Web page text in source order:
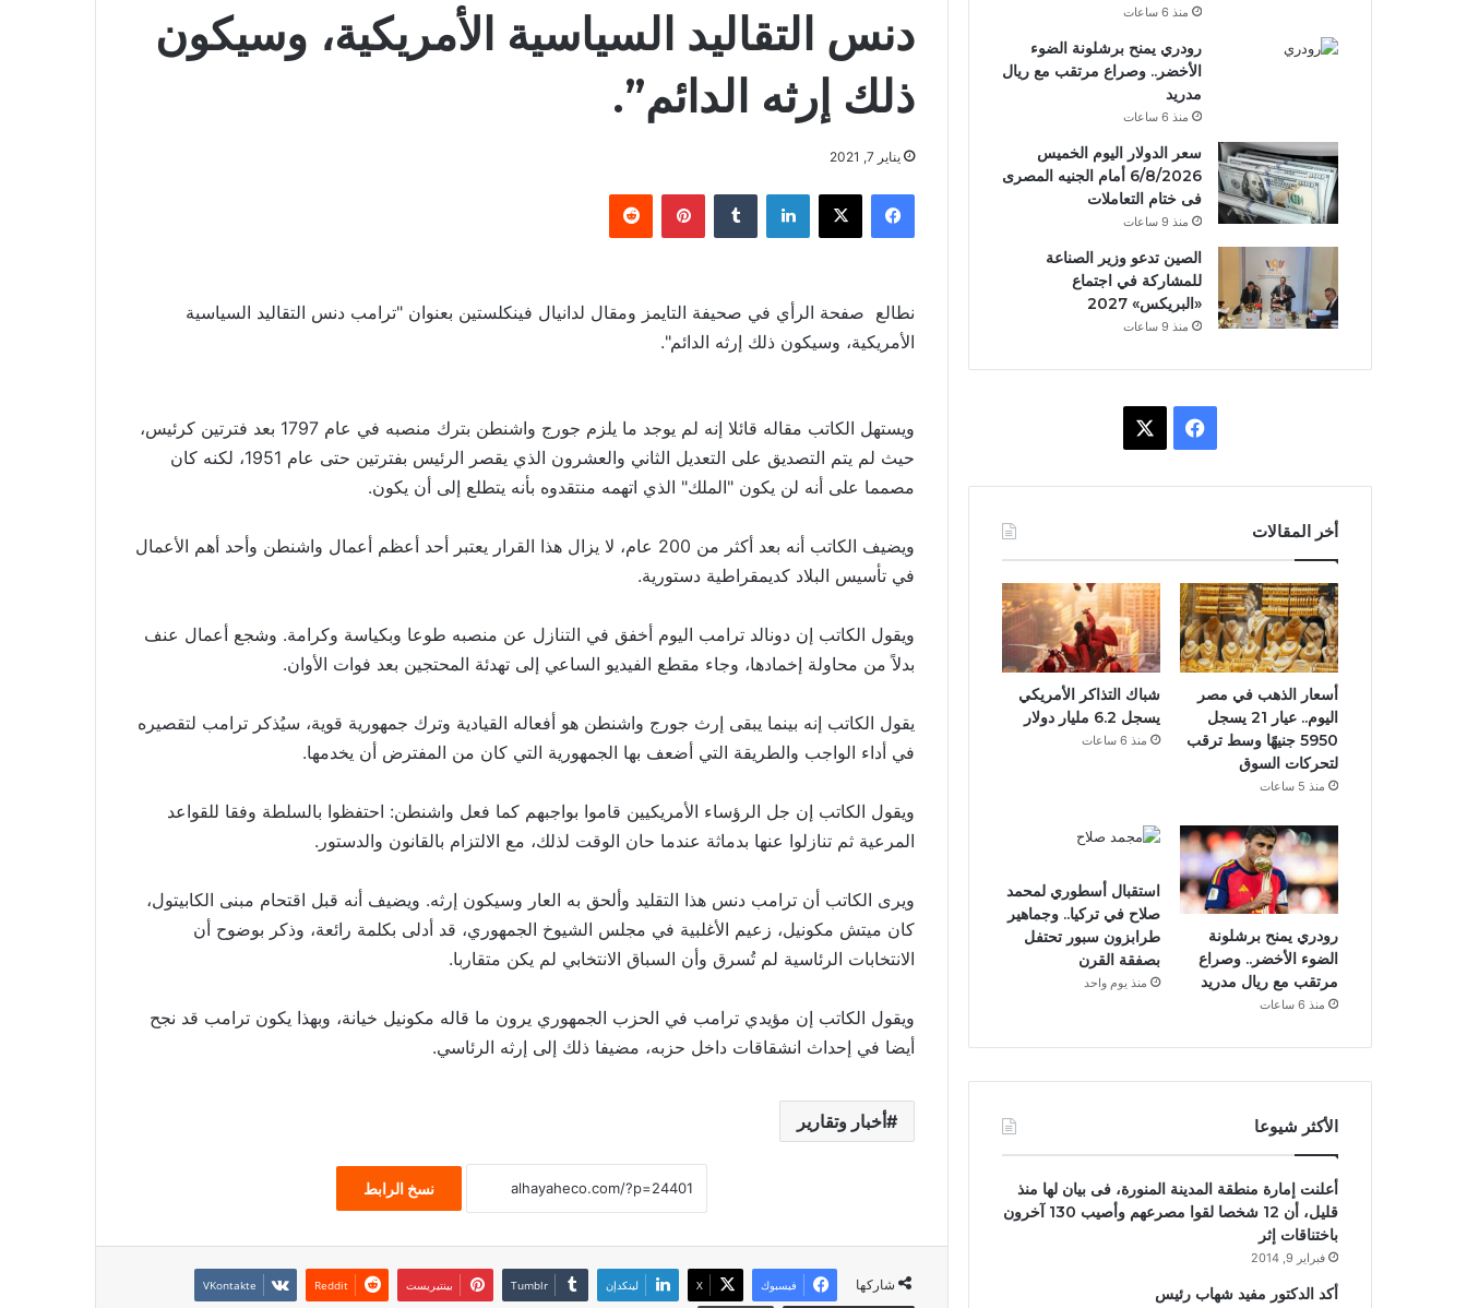
دنس التقاليد السياسية الأمريكية، وسيكون
ذلك إرثه الدائم”.
يناير 7, 2021
فيسبوك لينكدإن بينتيريست
نطالع صفحة الرأي في صحيفة التايمز ومقال لدانيال فينكلستين بعنوان "ترامب دنس التقاليد السياسية
الأمريكية، وسيكون ذلك إرثه الدائم".
ويستهل الكاتب مقاله قائلا إنه لم يوجد ما يلزم جورج واشنطن بترك منصبه في عام 1797 بعد فترتين كرئيس،
حيث لم يتم التصديق على التعديل الثاني والعشرون الذي يقصر الرئيس بفترتين حتى عام 1951، لكنه كان
مصمما على أنه لن يكون "الملك" الذي اتهمه منتقدوه بأنه يتطلع إلى أن يكون.
ويضيف الكاتب أنه بعد أكثر من 200 عام، لا يزال هذا القرار يعتبر أحد أعظم أعمال واشنطن وأحد أهم الأعمال
في تأسيس البلاد كديمقراطية دستورية.
ويقول الكاتب إن دونالد ترامب اليوم أخفق في التنازل عن منصبه طوعا وبكياسة وكرامة. وشجع أعمال عنف
بدلاً من محاولة إخمادها، وجاء مقطع الفيديو الساعي إلى تهدئة المحتجين بعد فوات الأوان.
يقول الكاتب إنه بينما يبقى إرث جورج واشنطن هو أفعاله القيادية وترك جمهورية قوية، سيُذكر ترامب لتقصيره
في أداء الواجب والطريقة التي أضعف بها الجمهورية التي كان من المفترض أن يخدمها.
ويقول الكاتب إن جل الرؤساء الأمريكيين قاموا بواجبهم كما فعل واشنطن: احتفظوا بالسلطة وفقا للقواعد
المرعية ثم تنازلوا عنها بدماثة عندما حان الوقت لذلك، مع الالتزام بالقانون والدستور.
ويرى الكاتب أن ترامب دنس هذا التقليد وألحق به العار وسيكون إرثه. ويضيف أنه قبل اقتحام مبنى الكابيتول،
كان ميتش مكونيل، زعيم الأغلبية في مجلس الشيوخ الجمهوري، قد أدلى بكلمة رائعة، وذكر بوضوح أن
الانتخابات الرئاسية لم تُسرق وأن السباق الانتخابي لم يكن متقاربا.
ويقول الكاتب إن مؤيدي ترامب في الحزب الجمهوري يرون ما قاله مكونيل خيانة، وبهذا يكون ترامب قد نجح
أيضا في إحداث انشقاقات داخل حزبه، مضيفا ذلك إلى إرثه الرئاسي.
أخبار وتقارير
نسخ الرابط
شاركها فيسبوك X لينكدإن بينتيريست
منذ 6 ساعات
رودري يمنح برشلونة الضوء
الأخضر.. وصراع مرتقب مع ريال
مدريد
منذ 6 ساعات
سعر الدولار اليوم الخميس
6/8/2026 أمام الجنيه المصرى
فى ختام التعاملات
منذ 9 ساعات
الصين تدعو وزير الصناعة
للمشاركة في اجتماع
«البريكس» 2027
منذ 9 ساعات
ب
و
ك
أخر المقالات
أسعار الذهب في مصر
اليوم.. عيار 21 يسجل
5950 جنيهًا وسط ترقب
لتحركات السوق
منذ 5 ساعات
شباك التذاكر الأمريكي
يسجل 6.2 مليار دولار
منذ 6 ساعات
رودري يمنح برشلونة
الضوء الأخضر.. وصراع
مرتقب مع ريال مدريد
منذ 6 ساعات
استقبال أسطوري لمحمد
صلاح في تركيا.. وجماهير
طرابزون سبور تحتفل
بصفقة القرن
منذ يوم واحد
الأكثر شيوعا
أعلنت إمارة منطقة المدينة المنورة، فى بيان لها منذ
قليل، أن 12 شخصا لقوا مصرعهم وأصيب 130 آخرون
باختناقات إثر
فبراير 9, 2014
أكد الدكتور مفيد شهاب رئيس